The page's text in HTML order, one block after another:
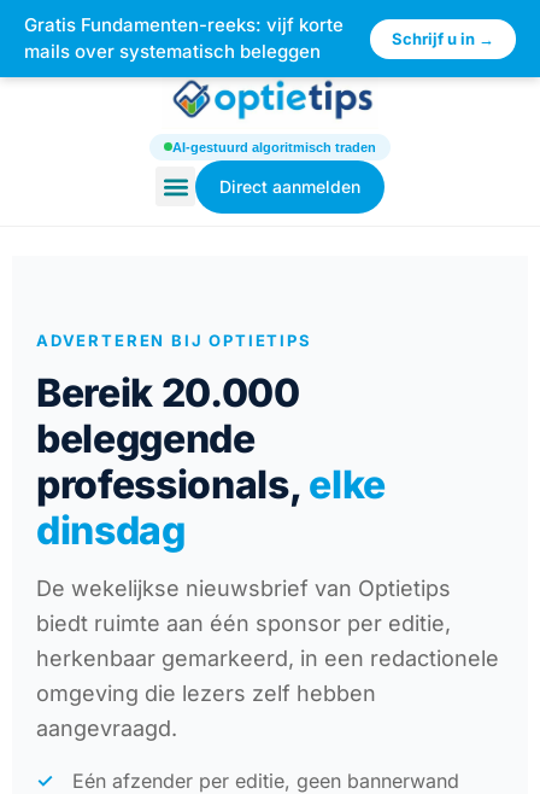
AI-gestuurd algoritmisch traden
Direct aanmelden
ADVERTEREN BIJ OPTIETIPS
Bereik 20.000
beleggende
professionals, elke
dinsdag
De wekelijkse nieuwsbrief van Optietips
biedt ruimte aan één sponsor per editie,
herkenbaar gemarkeerd, in een redactionele
omgeving die lezers zelf hebben
aangevraagd.
Eén afzender per editie, geen bannerwand
Gratis Fundamenten-reeks: vijf korte
mails over systematisch beleggen
Schrijf u in → ×